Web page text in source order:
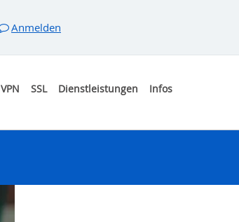
Anmelden
VPN SSL Dienstleistungen Infos